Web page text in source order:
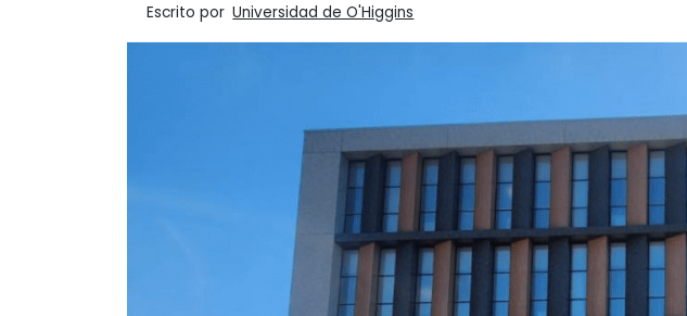
Escrito por Universidad de O'Higgins